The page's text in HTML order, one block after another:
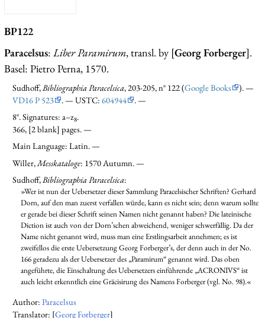
BP122
Paracelsus: Liber Paramirum, transl. by [Georg Forberger].
Basel: Pietro Perna, 1570.
Sudhoff, Bibliographia Paracelsica, 203-205, n° 122 (Google Books
). —
VD16 P 523
. — USTC:604944
. —
8°. Signatures: a–z8.
366, [2 blank] pages. —
Main Language: Latin. —
Willer, Messkataloge: 1570 Autumn. —
Sudhoff,Bibliographia Paracelsica:
»Wer ist nun der Uebersetzer dieser Sammlung Paracelsischer Schriften? Gerhard
Dorn, auf den man zuerst verfallen würde, kann es nicht sein; denn warum sollte
er gerade bei dieser Schrift seinen Namen nicht genannt haben? Die lateinische
Diction ist auch von der Dorn’schen abweichend, weniger schwerfällig. Da der
Name nicht genannt wird, muss man eine Erstlingsarbeit annehmen; es ist
zweifellos die erste Uebersetzung Georg Forberger’s, der denn auch in der No.
166 geradezu als der Uebersetzer des „Paramirum“ genannt wird. Das oben
angeführte, die Einschaltung des Uebersetzers einführende „ACRONIVS“ ist
auch leicht erkenntlich eine Gräcisirung des Namens Forberger (vgl. No. 98).«
Author:Paracelsus
Translator: [Georg Forberger]